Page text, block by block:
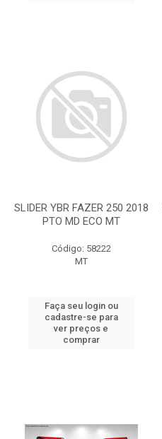
SLIDER YBR FAZER 250 2018
PTO MD ECO MT
Código: 58222
MT
Faça seu login ou
cadastre-se para
ver preços e
comprar